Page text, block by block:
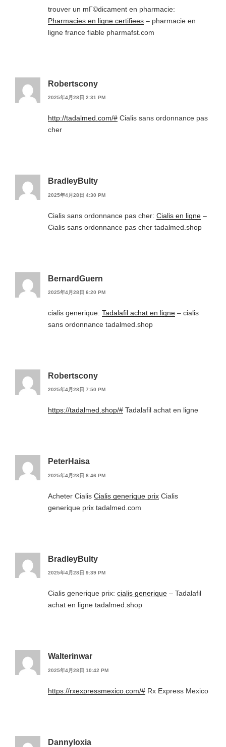
trouver un mГ©dicament en pharmacie:
Pharmacies en ligne certifiees – pharmacie en
ligne france fiable pharmafst.com
Robertscony
2025年4月28日 2:31 PM
http://tadalmed.com/# Cialis sans ordonnance pas
cher
BradleyBulty
2025年4月28日 4:30 PM
Cialis sans ordonnance pas cher: Cialis en ligne –
Cialis sans ordonnance pas cher tadalmed.shop
BernardGuern
2025年4月28日 6:20 PM
cialis generique: Tadalafil achat en ligne – cialis
sans ordonnance tadalmed.shop
Robertscony
2025年4月28日 7:50 PM
https://tadalmed.shop/# Tadalafil achat en ligne
PeterHaisa
2025年4月28日 8:46 PM
Acheter Cialis Cialis generique prix Cialis
generique prix tadalmed.com
BradleyBulty
2025年4月28日 9:39 PM
Cialis generique prix: cialis generique – Tadalafil
achat en ligne tadalmed.shop
Walterinwar
2025年4月28日 10:42 PM
https://rxexpressmexico.com/# Rx Express Mexico
Dannyloxia